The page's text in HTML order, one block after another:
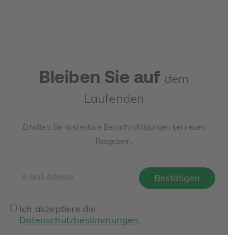
Bleiben Sie auf dem
Laufenden
Erhalten Sie kostenlose Benachrichtigungen bei neuen
Ratgebern.
Ich akzeptiere die
Datenschutzbestimmungen.